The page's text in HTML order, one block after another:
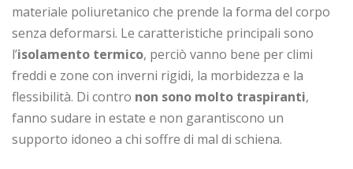
materiale poliuretanico che prende la forma del corpo
senza deformarsi. Le caratteristiche principali sono
l’isolamento termico, perciò vanno bene per climi
freddi e zone con inverni rigidi, la morbidezza e la
flessibilità. Di contro non sono molto traspiranti,
fanno sudare in estate e non garantiscono un
supporto idoneo a chi soffre di mal di schiena.